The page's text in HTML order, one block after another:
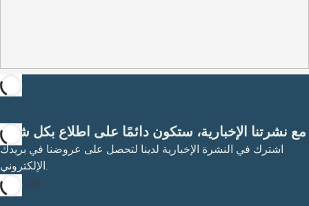
مع نشرتنا الإخبارية، ستكون دائمًا على اطلاع بكل شيء
اشترك في النشرة الإخبارية لدينا لتحصل على عروضنا في بريدك
الإلكتروني.
الاشتراك